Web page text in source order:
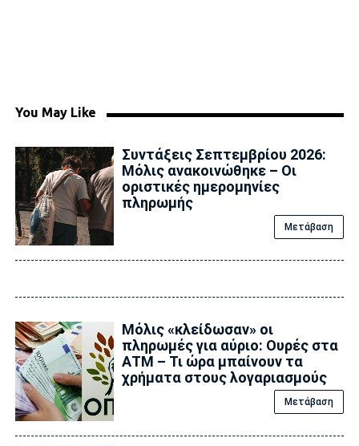
You May Like
Συντάξεις Σεπτεμβρίου 2026:
Μόλις ανακοινώθηκε – Οι
οριστικές ημερομηνίες
πληρωμής
Μετάβαση
Μόλις «κλείδωσαν» οι
πληρωμές για αύριο: Ουρές στα
ΑΤΜ – Τι ώρα μπαίνουν τα
χρήματα στους λογαριασμούς
Μετάβαση